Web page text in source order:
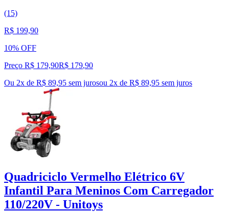
(15)
R$ 199,90
10% OFF
Preço R$ 179,90R$ 179,90
Ou 2x de R$ 89,95 sem jurosou 2x de R$ 89,95 sem juros
Quadriciclo Vermelho Elétrico 6V
Infantil Para Meninos Com Carregador
110/220V - Unitoys